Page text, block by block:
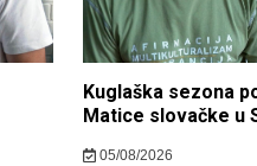
Kuglaška sezona
Matice slovačke u
05/08/2026